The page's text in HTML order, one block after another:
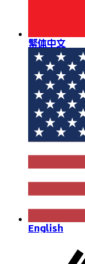
繁体中文
English